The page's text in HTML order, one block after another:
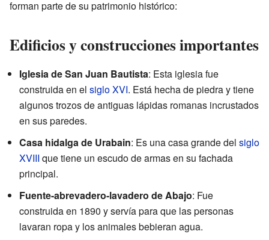
forman parte de su patrimonio histórico:
Edificios y construcciones importantes
Iglesia de San Juan Bautista: Esta iglesia fue
construida en el siglo XVI. Está hecha de piedra y tiene
algunos trozos de antiguas lápidas romanas incrustados
en sus paredes.
Casa hidalga de Urabain: Es una casa grande del siglo
XVIII que tiene un escudo de armas en su fachada
principal.
Fuente-abrevadero-lavadero de Abajo: Fue
construida en 1890 y servía para que las personas
lavaran ropa y los animales bebieran agua.